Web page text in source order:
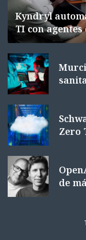
Kyndryl
TI con agentes
Zero
de